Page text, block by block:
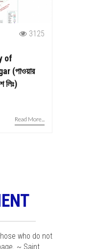
3125
of
(পাওয়ার
লিঃ)
Read More...
who do not
~ Saint